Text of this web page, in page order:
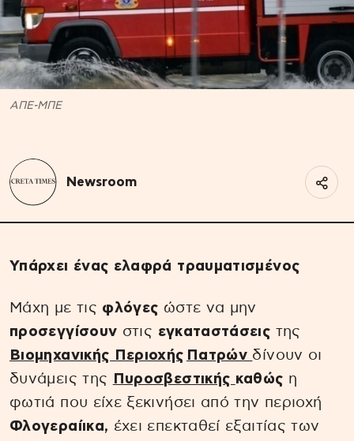
ΑΠΕ-ΜΠΕ
Newsroom
Υπάρχει ένας ελαφρά τραυματισμένος
Μάχη με τις φλόγες ώστε να μην
προσεγγίσουν στις εγκαταστάσεις της
Βιομηχανικής Περιοχής Πατρών δίνουν οι
δυνάμεις της
Πυροσβεστικής καθώς η
φωτιά που είχε ξεκινήσει από την περιοχή
Φλογεραίικα, έχει επεκταθεί εξαιτίας των